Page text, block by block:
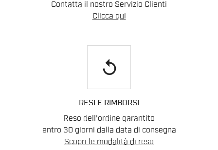
Contatta il nostro Servizio Clienti
Clicca qui
replay
RESI E RIMBORSI
Reso dell'ordine garantito
entro 30 giorni dalla data di consegna
Scopri le modalità di reso